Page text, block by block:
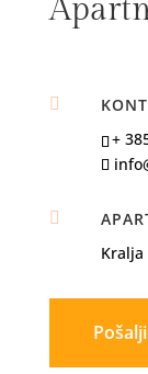

+

Kralja